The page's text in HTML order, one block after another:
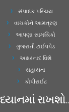
સંપાદક પરિચય
વાચકોને આમંત્રણ
આપણા સામયિકો
ગુજરાતી ટાઈપપેડ
અક્ષરનાદ વિશે
સહાયતા
કોપીરાઈટ
ધ્યાનમાં રાખશો..